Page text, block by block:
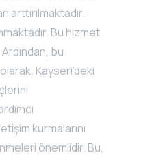
arttırılmaktadır.
Bu hizmet
bu
Kayseri’deki
kurmalarını
önemlidir. Bu,